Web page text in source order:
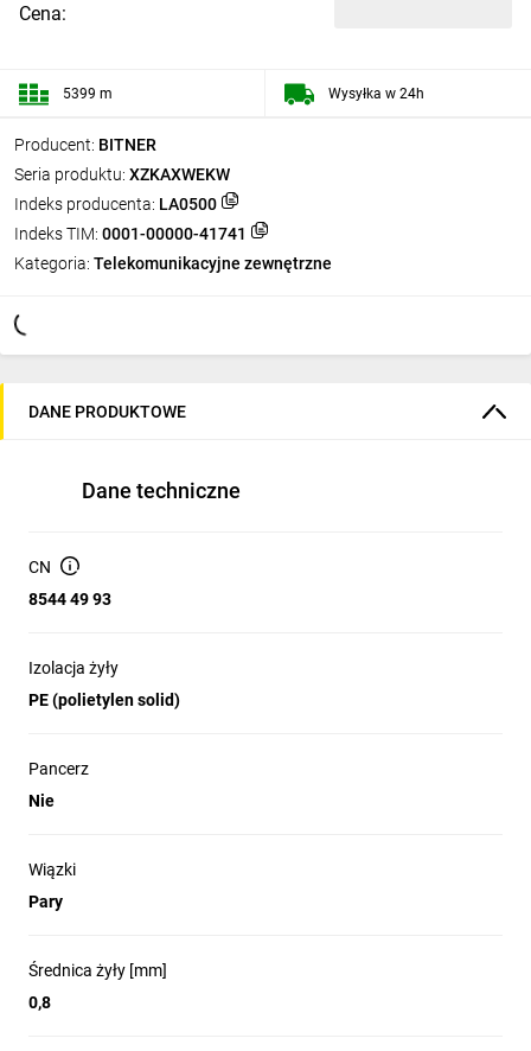
Producent: BITNER
Seria produktu: XZKAXWEKW
Indeks producenta: LA0500
Indeks TIM: 0001-00000-41741
Kategoria: Telekomunikacyjne zewnętrzne
Cena:
5399 m Wysyłka w 24h
DANE PRODUKTOWE
Dane techniczne
CN
8544 49 93
Izolacja żyły
PE (polietylen solid)
Pancerz
Nie
Wiązki
Pary
Średnica żyły [mm]
0,8